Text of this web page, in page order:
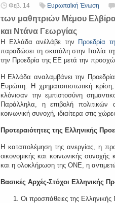
Φεβ. 14 Ευρωπαϊκή Ένωση
των μαθητριών Μέμου
και Ντάνα Γεωργίας
Η Ελλάδα ανέλάβε την Προεδρία
παραδώσει τη σκυτάλη στην Ιταλία
την Προεδρία της ΕΕ μετά την
Η Ελλάδα αναλαμβάνει την Προεδρία
Ευρώπη. Η χρηματοπιστωτική
κλόνισαν την εμπιστοσύνη
Παράλληλα, η επιβολή πολιτικών
κοινωνική συνοχή, ιδιαίτερα στις
Προτεραιότητες της Ελληνικής
Η καταπολέμηση της ανεργίας, η
οικονομικής και κοινωνικής
και η ολοκλήρωση της ΟΝΕ, η
Βασικές Αρχές-Στόχοι Ελληνικής
Οι προσπάθειες της Ελληνικής